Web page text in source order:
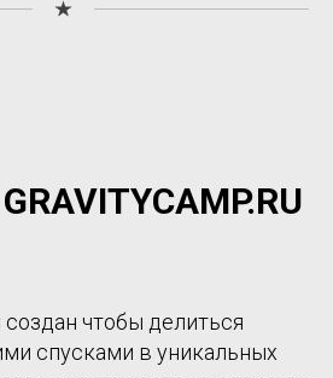
чтобы делиться
спусками в уникальных